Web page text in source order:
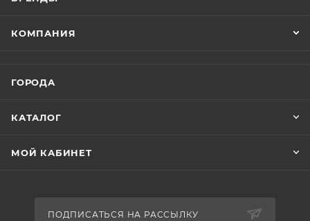
КОМПАНИЯ
ГОРОДА
КАТАЛОГ
МОЙ КАБИНЕТ
ПОДПИСАТЬСЯ НА РАССЫЛКУ